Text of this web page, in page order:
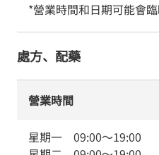
*營業時間和日期可能會臨
處方、配藥
營業時間
星期一 09:00～19:00